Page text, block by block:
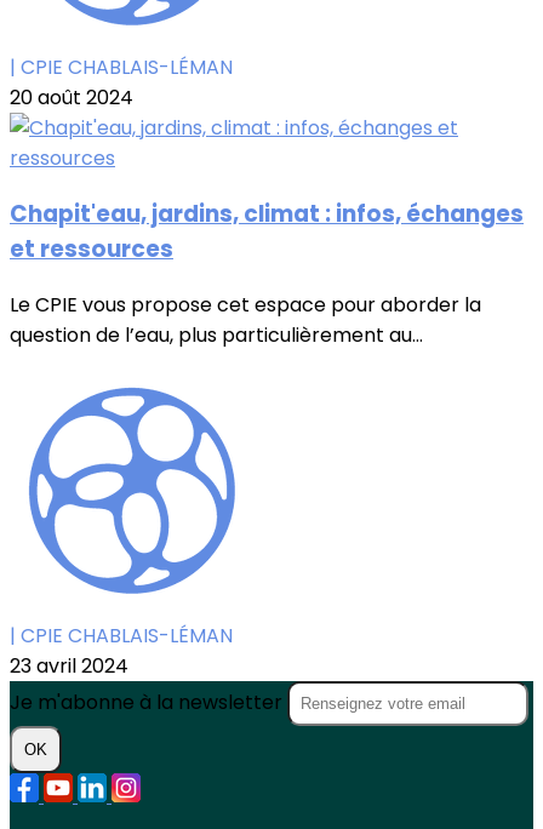
| CPIE CHABLAIS-LÉMAN
20 août 2024
Chapit'eau, jardins, climat : infos, échanges
et ressources
Le CPIE vous propose cet espace pour aborder la
question de l’eau, plus particulièrement au...
| CPIE CHABLAIS-LÉMAN
23 avril 2024
Je m'abonne à la newsletter
OK